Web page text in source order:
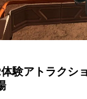
験アトラク